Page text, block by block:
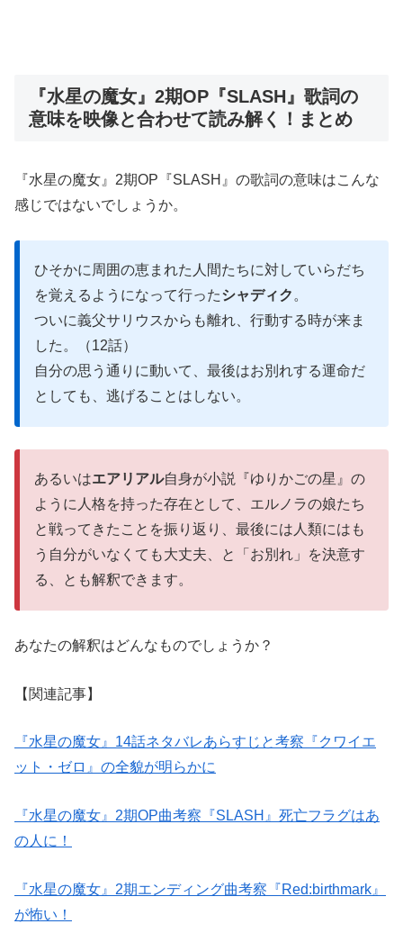
『水星の魔女』2期OP『SLASH』歌詞の
意味を映像と合わせて読み解く！まとめ
『水星の魔女』2期OP『SLASH』の歌詞の意味はこんな
感じではないでしょうか。
ひそかに周囲の恵まれた人間たちに対していらだち
を覚えるようになって行ったシャディク。
ついに義父サリウスからも離れ、行動する時が来ま
した。（12話）
自分の思う通りに動いて、最後はお別れする運命だ
としても、逃げることはしない。
あるいはエアリアル自身が小説『ゆりかごの星』の
ように人格を持った存在として、エルノラの娘たち
と戦ってきたことを振り返り、最後には人類にはも
う自分がいなくても大丈夫、と「お別れ」を決意す
る、とも解釈できます。
あなたの解釈はどんなものでしょうか？
【関連記事】
『水星の魔女』14話ネタバレあらすじと考察『クワイエ
ット・ゼロ』の全貌が明らかに
『水星の魔女』2期OP曲考察『SLASH』死亡フラグはあ
の人に！
『水星の魔女』2期エンディング曲考察『Red:birthmark』
が怖い！